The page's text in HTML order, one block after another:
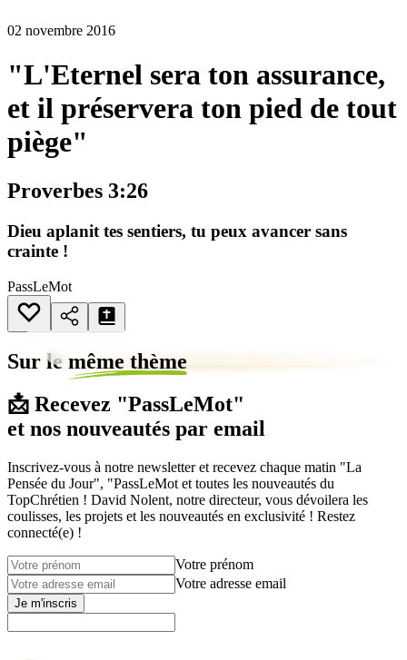
02 novembre 2016
"L'Eternel sera ton assurance,
et il préservera ton pied de tout
piège"
Proverbes 3:26
Dieu aplanit tes sentiers, tu peux avancer sans
crainte !
PassLeMot
Sur le même thème
📩 Recevez "PassLeMot"
et nos nouveautés par email
Inscrivez-vous à notre newsletter et recevez chaque matin "La
Pensée du Jour", "PassLeMot et toutes les nouveautés du
TopChrétien ! David Nolent, notre directeur, vous dévoilera les
coulisses, les projets et les nouveautés en exclusivité ! Restez
connecté(e) !
Votre prénom
Votre adresse email
Je m'inscris